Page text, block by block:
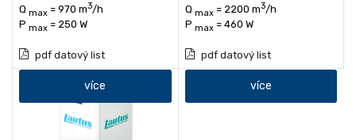
Q max = 970 m3/h
P max = 250 W
pdf datový list
více
Q max= 2200 m3/h
P max= 460 W
pdf datový list
více